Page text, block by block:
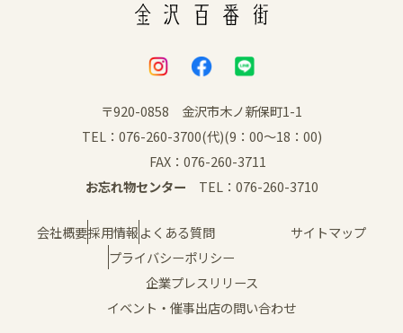
〒920-0858 金沢市木ノ新保町1-1
TEL：076-260-3700(代)(9：00～18：00)
FAX：076-260-3711
お忘れ物センター TEL：076-260-3710
会社概要採用情報よくある質問
サイトマップ
プライバシーポリシー
企業プレスリリース
イベント・催事出店の問い合わせ